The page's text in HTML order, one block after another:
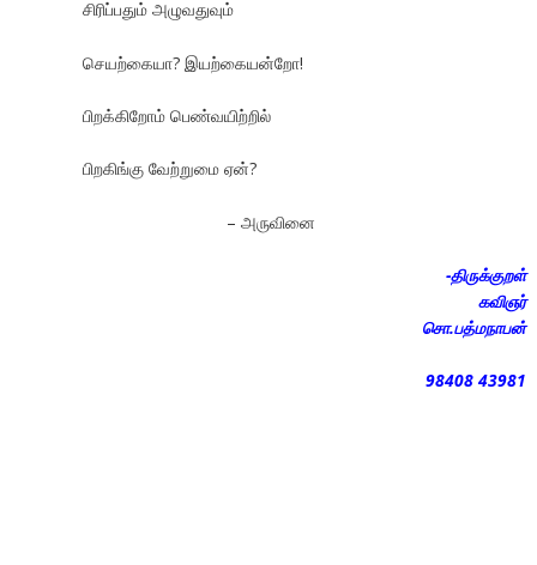
சிரிப்பதும் அழுவதுவும்
செயற்கையா? இயற்கையன்றோ!
பிறக்கிறோம் பெண்வயிற்றில்
பிறகிங்கு வேற்றுமை ஏன்?
– அருவினை
-திருக்குறள்
கவிஞர்
சொ.பத்மநாபன்
98408 43981